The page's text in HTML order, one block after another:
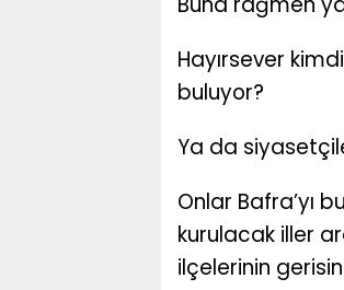
Hayırsever
buluyor?
Ya da
Onlar Bafra’yı
kurulacak iller
ilçelerinin